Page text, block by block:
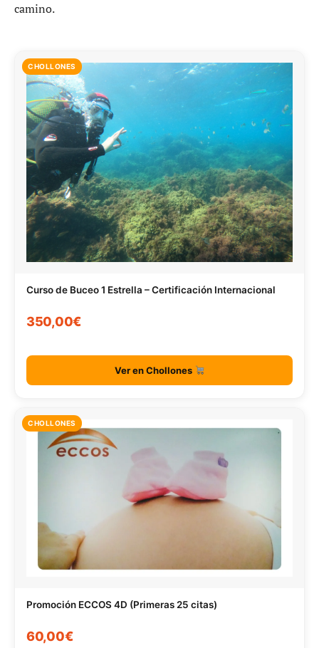
camino.
CHOLLONES
Curso de Buceo 1 Estrella – Certificación Internacional
350,00€
Ver en Chollones
CHOLLONES
Promoción ECCOS 4D (Primeras 25 citas)
60,00€